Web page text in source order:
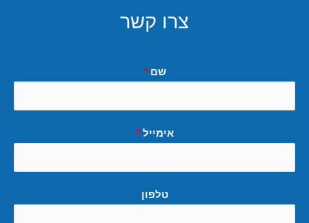
צרו קשר
שם*
אימייל*
טלפון